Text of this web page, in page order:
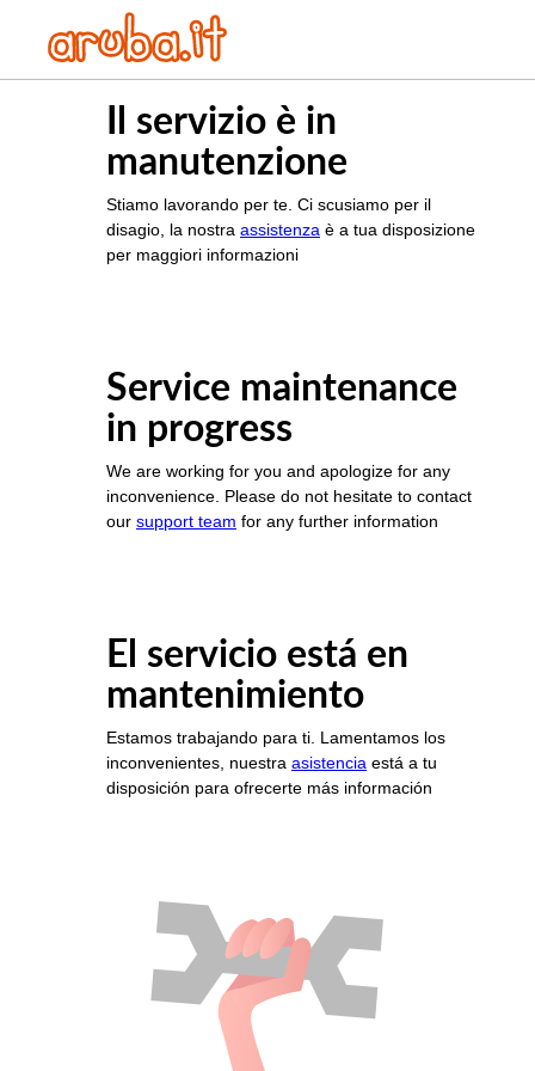
Il servizio è in
manutenzione
Stiamo lavorando per te. Ci scusiamo per il
disagio, la nostra assistenza è a tua disposizione
per maggiori informazioni
Service maintenance
in progress
We are working for you and apologize for any
inconvenience. Please do not hesitate to contact
our support team for any further information
El servicio está en
mantenimiento
Estamos trabajando para ti. Lamentamos los
inconvenientes, nuestra asistencia está a tu
disposición para ofrecerte más información